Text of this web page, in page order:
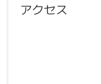
アクセス